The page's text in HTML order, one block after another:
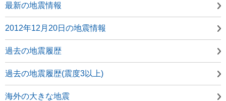
最新の地震情報
2012年12月20日の地震情報
過去の地震履歴
過去の地震履歴(震度3以上)
海外の大きな地震